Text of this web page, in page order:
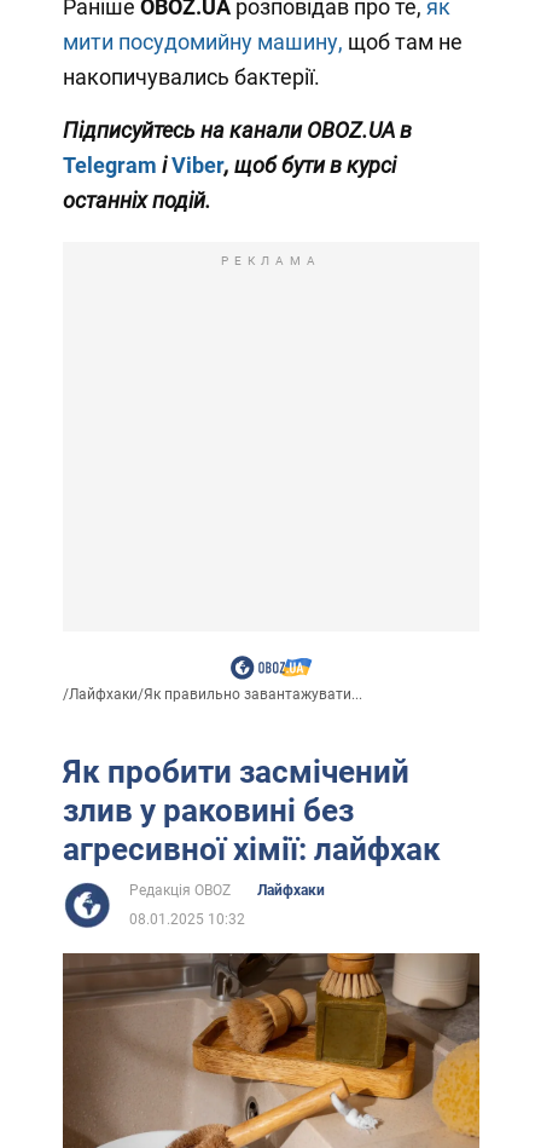
Раніше OBOZ.UA розповідав про те, як
мити посудомийну машину, щоб там не
накопичувались бактерії.
Підписуйтесь на канали OBOZ.UA в
Telegram іViber, щоб бути в курсі
останніх подій.
РЕКЛАМА
/Лайфхаки/Як правильно завантажувати...
Як пробити засмічений
злив у раковині без
агресивної хімії: лайфхак
Редакція OBOZ
Лайфхаки
08.01.2025 10:32